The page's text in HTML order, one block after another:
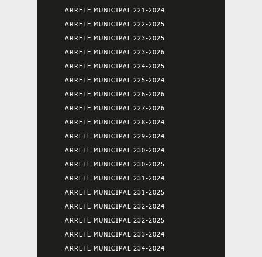
ARRETE MUNICIPAL 221-2024
ARRETE MUNICIPAL 222-2025
ARRETE MUNICIPAL 223-2025
ARRETE MUNICIPAL 223-2026
ARRETE MUNICIPAL 224-2025
ARRETE MUNICIPAL 225-2024
ARRETE MUNICIPAL 226-2026
ARRETE MUNICIPAL 227-2026
ARRETE MUNICIPAL 228-2024
ARRETE MUNICIPAL 229-2024
ARRETE MUNICIPAL 230-2024
ARRETE MUNICIPAL 230-2025
ARRETE MUNICIPAL 231-2024
ARRETE MUNICIPAL 231-2025
ARRETE MUNICIPAL 232-2024
ARRETE MUNICIPAL 232-2025
ARRETE MUNICIPAL 233-2024
ARRETE MUNICIPAL 234-2024